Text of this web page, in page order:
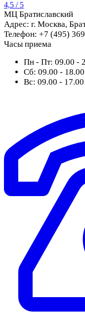
4,5 / 5
МЦ Братиславский
Адрес: г. Москва,
Телефон: +7 (495)
Часы приема
Пн - Пт: 09.00 -
Сб: 09.00 - 18.00
Вс: 09.00 - 17.00